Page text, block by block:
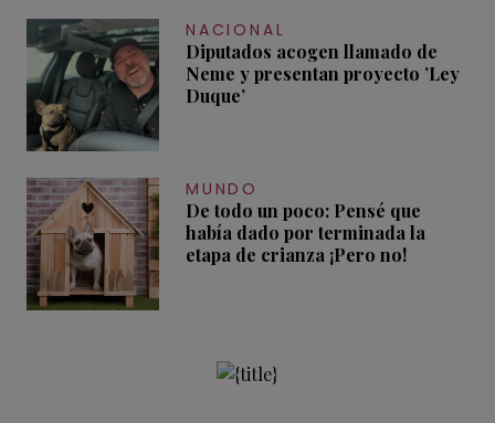
NACIONAL
Diputados acogen llamado de
Neme y presentan proyecto ’Ley
Duque’
MUNDO
De todo un poco: Pensé que
había dado por terminada la
etapa de crianza ¡Pero no!